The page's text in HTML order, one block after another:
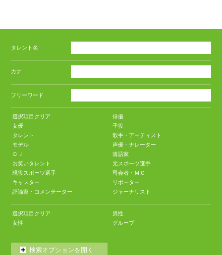
タレント名
カナ
フリーワード
選択項目クリア
俳優
女優
子役
タレント
歌手・アーティスト
モデル
声優・ナレーター
ＤＪ
落語家
お笑いタレント
元スポーツ選手
現役スポーツ選手
司会者・ＭＣ
キャスター
リポーター
評論家・コメンテーター
ジャーナリスト
選択項目クリア
男性
女性
グループ
検索オプションを開く